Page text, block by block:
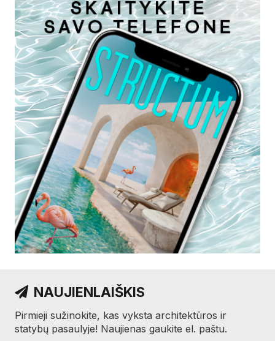
NAUJIENLAIŠKIS
Pirmieji sužinokite, kas vyksta architektūros ir
statybų pasaulyje! Naujienas gaukite el. paštu.